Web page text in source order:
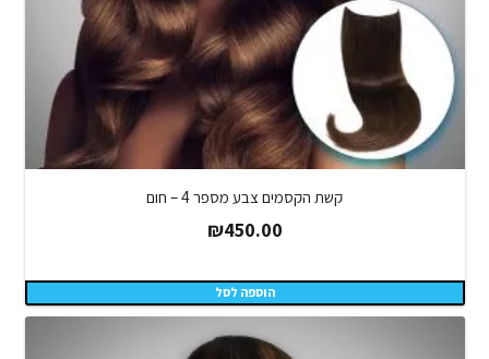
קשת הקסמים צבע מספר 4 – חום
₪450.00
הוספה לסל